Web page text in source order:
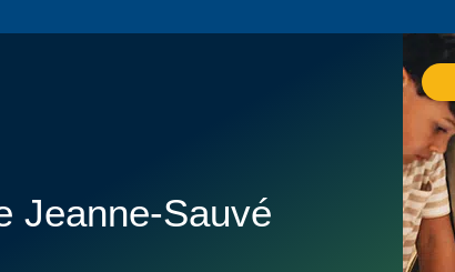
Jeanne-Sauvé